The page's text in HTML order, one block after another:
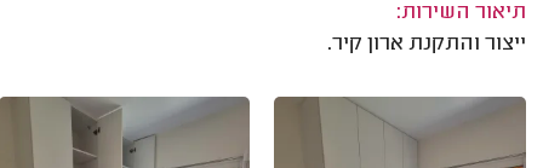
תיאור השירות:
ייצור והתקנת ארון קיר.